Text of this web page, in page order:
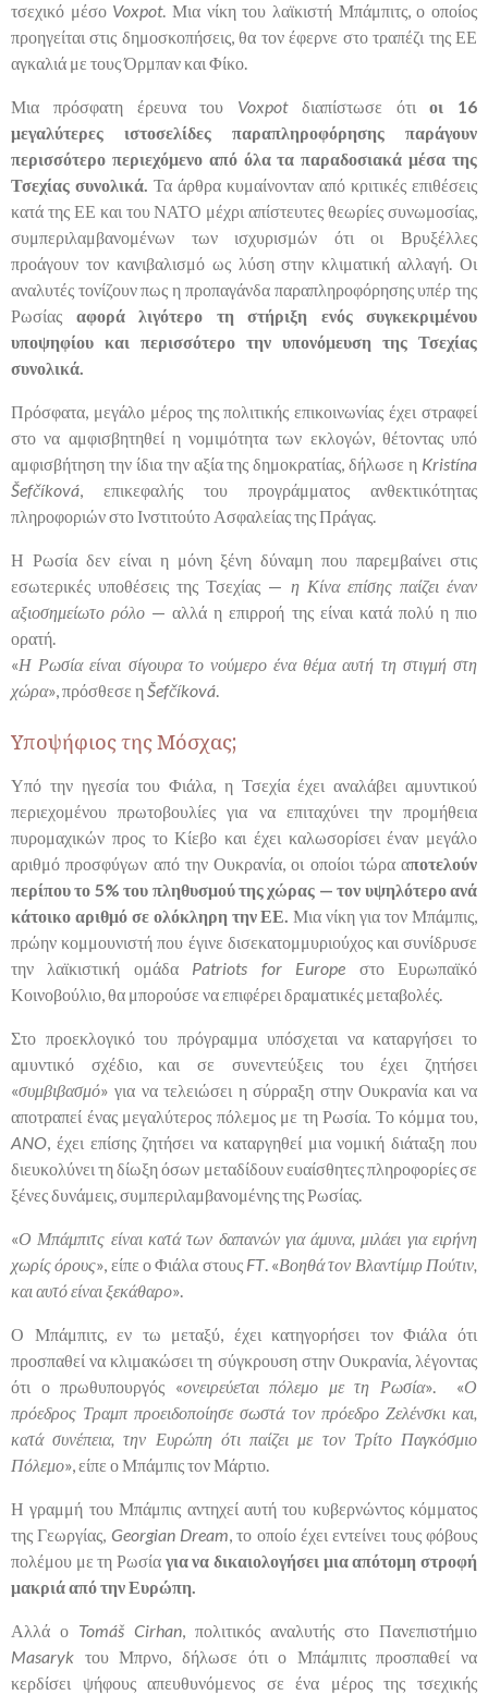
τσεχικό μέσο Voxpot. Μια νίκη του λαϊκιστή Μπάμπιτς, ο οποίος
προηγείται στις δημοσκοπήσεις, θα τον έφερνε στο τραπέζι της ΕΕ
αγκαλιά με τους Όρμπαν και Φίκο.
Μια πρόσφατη έρευνα του Voxpotδιαπίστωσε ότιοι 16
μεγαλύτερες ιστοσελίδες παραπληροφόρησης παράγουν
περισσότερο περιεχόμενο από όλα τα παραδοσιακά μέσα της
Τσεχίας συνολικά. Τα άρθρα κυμαίνονταν από κριτικές επιθέσεις
κατά της ΕΕ και του ΝΑΤΟ μέχρι απίστευτες θεωρίες συνωμοσίας,
συμπεριλαμβανομένων των ισχυρισμών ότι οι Βρυξέλλες
προάγουν τον κανιβαλισμό ως λύση στην κλιματική αλλαγή. Οι
αναλυτές τονίζουν πως η προπαγάνδα παραπληροφόρησης υπέρ της
Ρωσίας αφορά λιγότερο τη στήριξη ενός συγκεκριμένου
υποψηφίου και περισσότερο την υπονόμευση της Τσεχίας
συνολικά.
Πρόσφατα, μεγάλο μέρος της πολιτικής επικοινωνίας έχει στραφεί
στο να αμφισβητηθεί η νομιμότητα των εκλογών, θέτοντας υπό
αμφισβήτηση την ίδια την αξία της δημοκρατίας, δήλωσε η Kristína
Šefčíková , επικεφαλής του προγράμματος ανθεκτικότητας
πληροφοριών στο Ινστιτούτο Ασφαλείας της Πράγας.
Η Ρωσία δεν είναι η μόνη ξένη δύναμη που παρεμβαίνει στις
εσωτερικές υποθέσεις της Τσεχίας — η Κίνα επίσης παίζει έναν
αξιοσημείωτο ρόλο — αλλά η επιρροή της είναι κατά πολύ η πιο
ορατή.
«Η Ρωσία είναι σίγουρα το νούμερο ένα θέμα αυτή τη στιγμή στη
χώρα», πρόσθεσε η Šefčíková
Υποψήφιος της Μόσχας;
Υπό την ηγεσία του Φιάλα, η Τσεχία έχει αναλάβει αμυντικού
περιεχομένου πρωτοβουλίες για να επιταχύνει την προμήθεια
πυρομαχικών προς το Κίεβο και έχει καλωσορίσει έναν μεγάλο
αριθμό προσφύγων από την Ουκρανία, οι οποίοι τώρα αποτελούν
περίπου το 5% του πληθυσμού της χώρας — τον υψηλότερο ανά
κάτοικο αριθμό σε ολόκληρη την ΕΕ.Μια νίκη για τον Μπάμπις,
πρώην κομμουνιστή που έγινε δισεκατομμυριούχος και συνίδρυσε
την λαϊκιστική ομάδα Patriots for Europe στο Ευρωπαϊκό
Κοινοβούλιο, θα μπορούσε να επιφέρει δραματικές μεταβολές.
Στο προεκλογικό του πρόγραμμα υπόσχεται να καταργήσει το
αμυντικό σχέδιο, και σε συνεντεύξεις του έχει ζητήσει
«συμβιβασμό» για να τελειώσει η σύρραξη στην Ουκρανία και να
αποτραπεί ένας μεγαλύτερος πόλεμος με τη Ρωσία. Το κόμμα του,
ANO , έχει επίσης ζητήσει να καταργηθεί μια νομική διάταξη που
διευκολύνει τη δίωξη όσων μεταδίδουν ευαίσθητες πληροφορίες σε
ξένες δυνάμεις, συμπεριλαμβανομένης της Ρωσίας.
«Ο Μπάμπιτς είναι κατά των δαπανών για άμυνα, μιλάει για ειρήνη
χωρίς όρους», είπε ο Φιάλα στους FT. «Βοηθά τον Βλαντίμιρ Πούτιν,
και αυτό είναι ξεκάθαρο».
Ο Μπάμπιτς, εν τω μεταξύ, έχει κατηγορήσει τον Φιάλα ότι
προσπαθεί να κλιμακώσει τη σύγκρουση στην Ουκρανία, λέγοντας
ότι ο πρωθυπουργός «ονειρεύεται πόλεμο με τη Ρωσία». «Ο
πρόεδρος Τραμπ προειδοποίησε σωστά τον πρόεδρο Ζελένσκι και,
κατά συνέπεια, την Ευρώπη ότι παίζει με τον Τρίτο Παγκόσμιο
Πόλεμο», είπε ο Μπάμπις τον Μάρτιο.
Η γραμμή του Μπάμπις αντηχεί αυτή του κυβερνώντος κόμματος
της Γεωργίας, Georgian Dream , το οποίο έχει εντείνει τους φόβους
πολέμου με τη Ρωσία για να δικαιολογήσει μια απότομη στροφή
μακριά από την Ευρώπη.
Αλλά ο Tomáš Cirhan , πολιτικός αναλυτής στο Πανεπιστήμιο
Masaryk του Μπρνο, δήλωσε ότι ο Μπάμπιτς προσπαθεί να
κερδίσει ψήφους απευθυνόμενος σε ένα μέρος της τσεχικής